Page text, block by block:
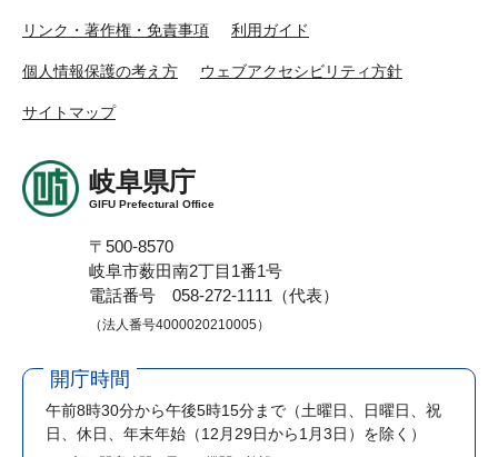
リンク・著作権・免責事項 利用ガイド
個人情報保護の考え方 ウェブアクセシビリティ方針
サイトマップ
岐阜県庁
GIFU Prefectural Office
〒500-8570
岐阜市薮田南2丁目1番1号
電話番号 058-272-1111（代表）
（法人番号4000020210005）
開庁時間
午前8時30分から午後5時15分まで （土曜日、日曜日、祝
日、休日、年末年始（12月29日から1月3日）を除く）